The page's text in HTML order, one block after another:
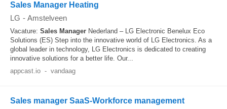
Sales Manager Heating
LG - Amstelveen
Vacature: Sales Manager Nederland – LG Electronic Benelux Eco
Solutions (ES) Step into the innovative world of LG Electronics. As a
global leader in technology, LG Electronics is dedicated to creating
innovative solutions for a better life. Our...
appcast.io - vandaag
Sales manager SaaS-Workforce management